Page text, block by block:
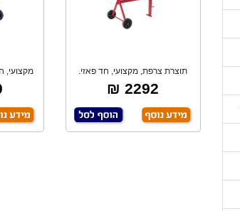
תוצרת צרפת, מקצועי, חד פאזי.
2292 ₪
מקצועי,